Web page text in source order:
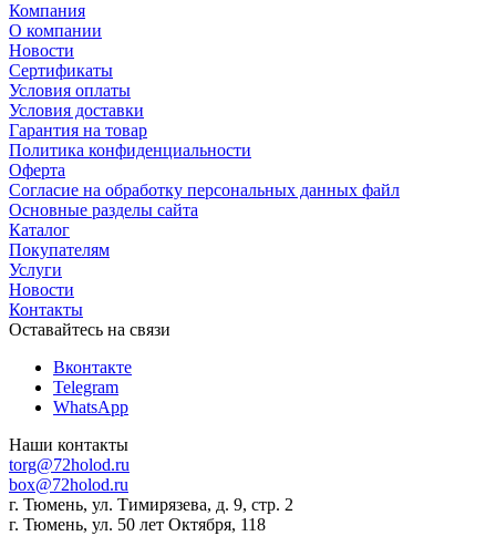
Компания
О компании
Новости
Сертификаты
Условия оплаты
Условия доставки
Гарантия на товар
Политика конфиденциальности
Оферта
Согласие на обработку персональных данных файл
Основные разделы сайта
Каталог
Покупателям
Услуги
Новости
Контакты
Оставайтесь на связи
Вконтакте
Telegram
WhatsApp
Наши контакты
torg@72holod.ru
box@72holod.ru
г. Тюмень, ул. Тимирязева, д. 9, стр. 2
г. Тюмень, ул. 50 лет Октября, 118